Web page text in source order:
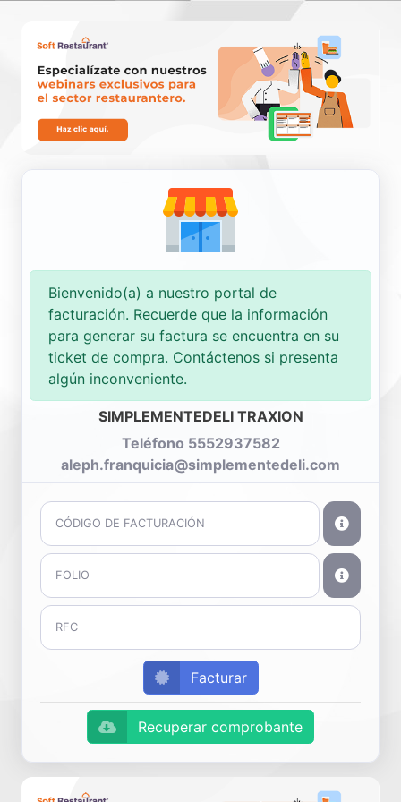
Bienvenido(a) a nuestro portal de
facturación. Recuerde que la información
para generar su factura se encuentra en su
ticket de compra. Contáctenos si presenta
algún inconveniente.
SIMPLEMENTEDELI TRAXION
Teléfono 5552937582
aleph.franquicia@simplementedeli.com
Facturar
Recuperar comprobante